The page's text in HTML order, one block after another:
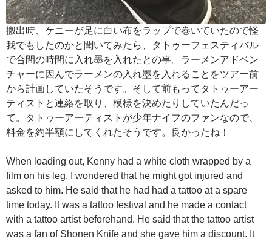
搬出時、ケニーが足に白い布をラップで巻いていたので怪
我でもしたのかと聞いてみたら、タトゥーフェスティバル
で合間の時間に入れ墨を入れたとの事。ラーメンアドベン
チャーに因んでラーメンの入れ墨を入れることをツアー前
から計画していたそうです。そして前もってタトゥーアー
ティストと連絡を取り、模様を決めたりしていたんだっ
て。タトゥーアーティストが少年ナイフのファンなので、
料金を約半額にしてくれたそうです。良かったね！
When loading out, Kenny had a white cloth wrapped by a
film on his leg. I wondered that he might got injured and
asked to him. He said that he had had a tattoo at a spare
time today. It was a tattoo festival and he made a contact
with a tattoo artist beforehand. He said that the tattoo artist
was a fan of Shonen Knife and she gave him a discount. It